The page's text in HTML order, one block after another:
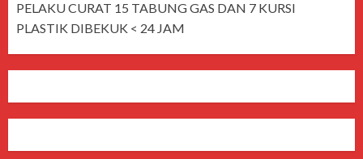
PELAKU CURAT 15 TABUNG GAS DAN 7 KURSI
PLASTIK DIBEKUK < 24 JAM